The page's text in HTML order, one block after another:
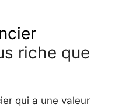
riche que
qui a une valeur